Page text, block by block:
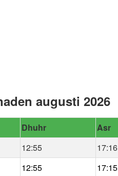
augusti 2026
Dhuhr Asr
12:55 17:16
12:55 17:15